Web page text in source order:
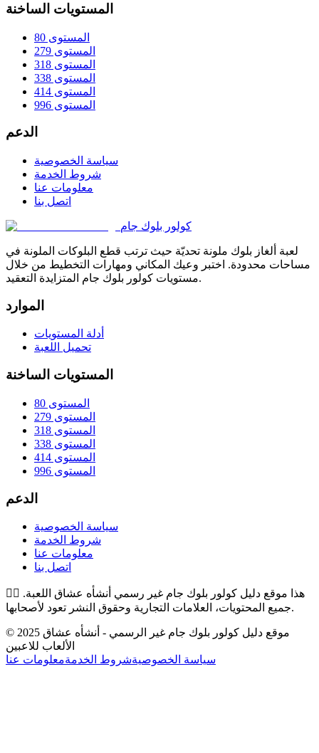
المستويات الساخنة
المستوى 80
المستوى 279
المستوى 318
المستوى 338
المستوى 414
المستوى 996
الدعم
سياسة الخصوصية
شروط الخدمة
معلومات عنا
اتصل بنا
كولور بلوك جام
لعبة ألغاز بلوك ملونة تحديّة حيث ترتب قطع البلوكات الملونة في
مساحات محدودة. اختبر وعيك المكاني ومهارات التخطيط من خلال
مستويات كولور بلوك جام المتزايدة التعقيد.
الموارد
أدلة المستويات
تحميل اللعبة
المستويات الساخنة
المستوى 80
المستوى 279
المستوى 318
المستوى 338
المستوى 414
المستوى 996
الدعم
سياسة الخصوصية
شروط الخدمة
معلومات عنا
اتصل بنا
👉🏻 هذا موقع دليل كولور بلوك جام غير رسمي أنشأه عشاق اللعبة.
جميع المحتويات، العلامات التجارية وحقوق النشر تعود لأصحابها.
© 2025 موقع دليل كولور بلوك جام غير الرسمي - أنشأه عشاق
الألعاب للاعبين
سياسة الخصوصيةشروط الخدمةمعلومات عنا